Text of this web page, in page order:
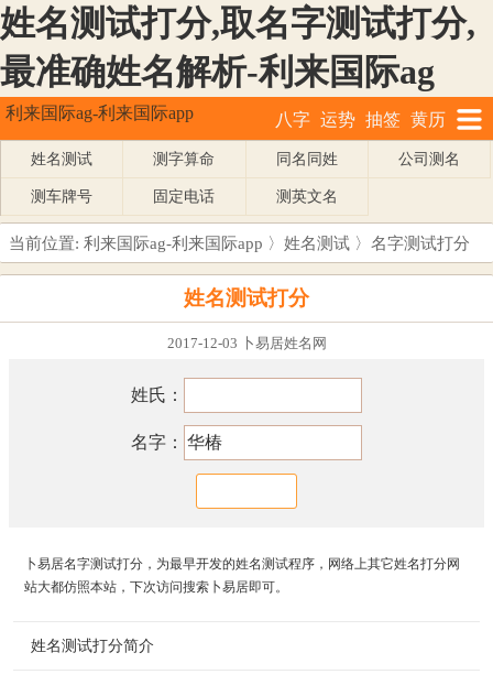
姓名测试打分,取名字测试打分,
最准确姓名解析-利来国际ag
利来国际ag-利来国际app 八字 运势 抽签 黄历
姓名测试 测字算命 同名同姓 公司测名
测车牌号 固定电话 测英文名
当前位置: 利来国际ag-利来国际app 〉 姓名测试 〉名字测试打分
姓名测试打分
2017-12-03 卜易居姓名网
姓氏：
名字：
卜易居名字测试打分，为最早开发的姓名测试程序，网络上其它姓名打分网
站大都仿照本站，下次访问搜索卜易居即可。
姓名测试打分简介